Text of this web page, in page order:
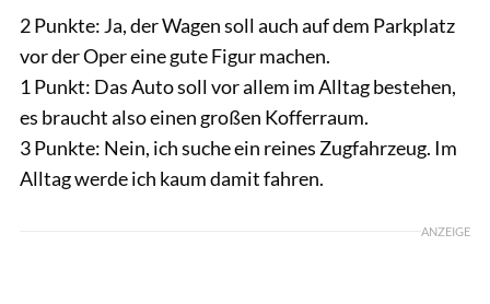
2 Punkte: Ja, der Wagen soll auch auf dem Parkplatz
vor der Oper eine gute Figur machen.
1 Punkt: Das Auto soll vor allem im Alltag bestehen,
es braucht also einen großen Kofferraum.
3 Punkte: Nein, ich suche ein reines Zugfahrzeug. Im
Alltag werde ich kaum damit fahren.
ANZEIGE